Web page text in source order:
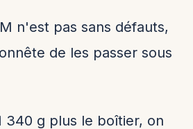
n'est pas sans défauts,
de les passer sous
340 g plus le boîtier, on